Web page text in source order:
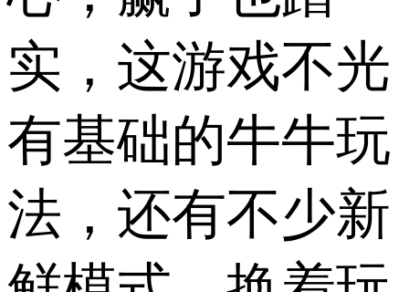
实，​这游戏不光
有基础的牛牛玩
法，还有不少新